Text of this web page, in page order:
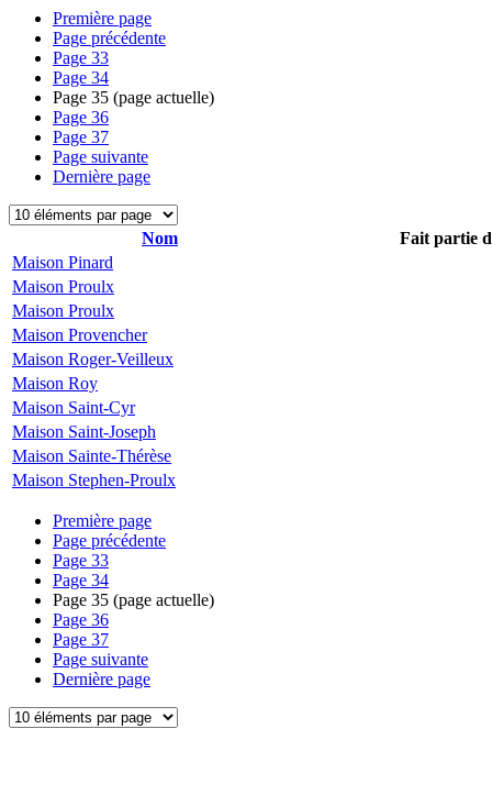
Première page
Page précédente
Page 33
Page 34
Page 35 (page actuelle)
Page 36
Page 37
Page suivante
Dernière page
Nom
Fait partie
Maison Pinard
Maison Proulx
Maison Proulx
Maison Provencher
Maison Roger-Veilleux
Maison Roy
Maison Saint-Cyr
Maison Saint-Joseph
Maison Sainte-Thérèse
Maison Stephen-Proulx
Première page
Page précédente
Page 33
Page 34
Page 35 (page actuelle)
Page 36
Page 37
Page suivante
Dernière page